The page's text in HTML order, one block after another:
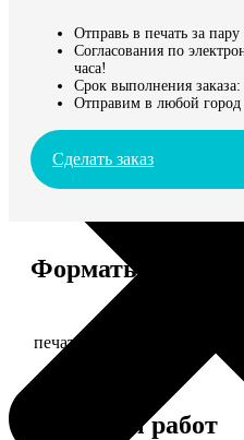
Отправь в печать за пару
Согласования по
часа!
Срок выполнения заказа:
Отправим в любой
Сделать заказ
Форматы и цены
печать фото на холсте
Примеры работ